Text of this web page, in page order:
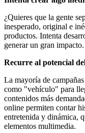
¿Quieres que la gente
inesperado, original e
productos. Intenta
generar un gran impacto.
Recurre al potencial
La mayoría de
como "vehículo" para
contenidos más
online permiten contar
entretenida y dinámica,
elementos multimedia.